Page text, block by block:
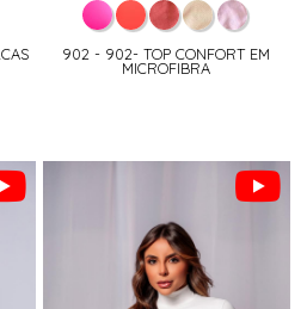
902 - 902- TOP CONFORT EM
MICROFIBRA